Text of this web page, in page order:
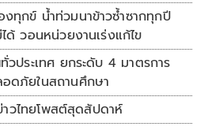
งทุกข์ น้ำท่วมนาข้าวซ้ำซากทุกปี
ด้ วอนหน่วยงานเร่งแก้ไข
วประเทศ ยกระดับ 4 มาตรการ
ดภัยในสถานศึกษา
วไทยโพสต์สุดสัปดาห์